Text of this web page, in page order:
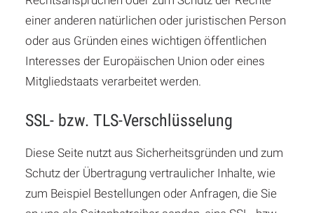
einer anderen natürlichen oder juristischen Person
oder aus Gründen eines wichtigen öffentlichen
Interesses der Europäischen Union oder eines
Mitgliedstaats verarbeitet werden.
SSL- bzw. TLS-Verschlüsselung
Diese Seite nutzt aus Sicherheitsgründen und zum
Schutz der Übertragung vertraulicher Inhalte, wie
zum Beispiel Bestellungen oder Anfragen, die Sie